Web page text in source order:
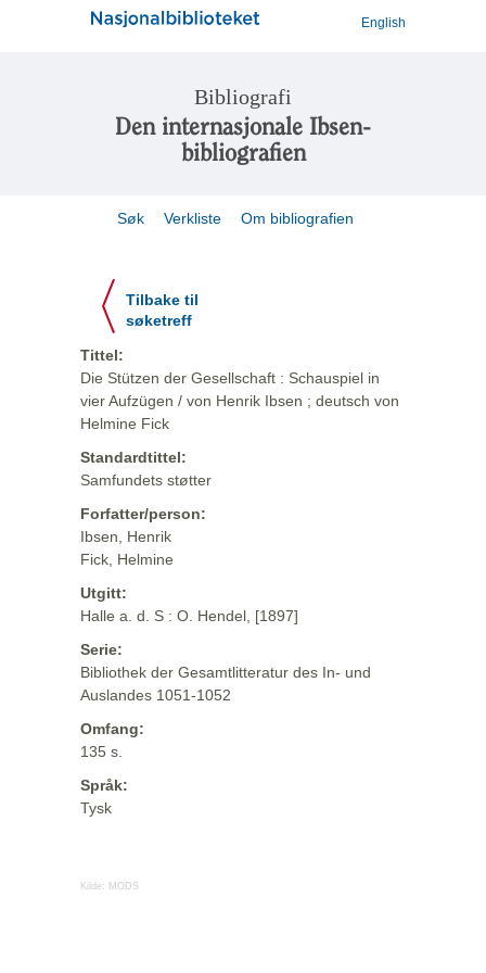
English
Bibliografi
Den internasjonale Ibsen-
bibliografien
Søk Verkliste Om bibliografien
Tilbake til
søketreff
Tittel:
Die Stützen der Gesellschaft : Schauspiel in
vier Aufzügen / von Henrik Ibsen ; deutsch von
Helmine Fick
Standardtittel:
Samfundets støtter
Forfatter/person:
Ibsen, Henrik
Fick, Helmine
Utgitt:
Halle a. d. S : O. Hendel, [1897]
Serie:
Bibliothek der Gesamtlitteratur des In- und
Auslandes 1051-1052
Omfang:
135 s.
Språk:
Tysk
Kilde: MODS